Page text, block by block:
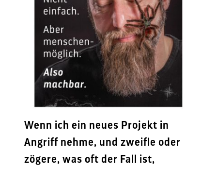
Wenn ich ein neues Projekt in
Angriff nehme, und zweifle oder
zögere, was oft der Fall ist,